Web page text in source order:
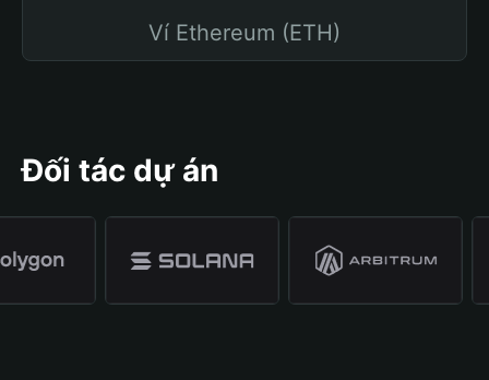
Ví Ethereum (ETH)
Đối tác dự án